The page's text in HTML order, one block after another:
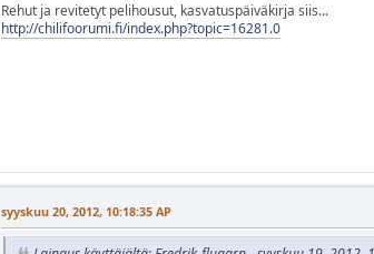
Rehut ja revitetyt pelihousut, kasvatuspäiväkirja siis...
http://chilifoorumi.fi/index.php?topic=16281.0
syyskuu 20, 2012, 10:18:35 AP